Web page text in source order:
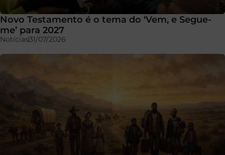
Novo Testamento é o tema do ‘Vem, e Segue-
me’ para 2027
Notícias31/07/2026